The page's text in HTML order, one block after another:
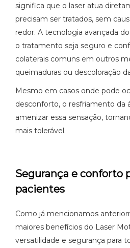
significa que o laser atua
precisam ser tratados, sem
redor. A tecnologia avançada
o tratamento seja seguro e
colaterais comuns em outros
queimaduras ou descoloração
Mesmo em casos onde pode
desconforto, o resfriamento da
amenizar essa sensação,
mais tolerável.
Segurança e conforto
pacientes
Como já mencionamos
maiores benefícios do Laser
versatilidade e segurança para